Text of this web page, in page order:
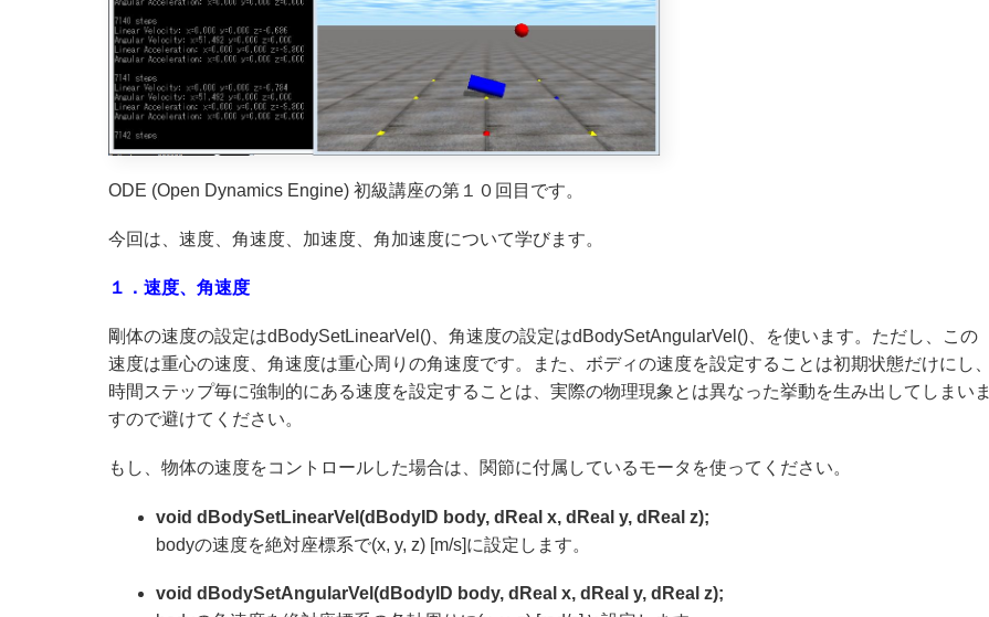
ODE (Open Dynamics Engine) 初級講座の第１０回目です。
今回は、速度、角速度、加速度、角加速度について学びます。
１．速度、角速度
剛体の速度の設定はdBodySetLinearVel()、角速度の設定はdBodySetAngularVel()、を使います。ただし、この
速度は重心の速度、角速度は重心周りの角速度です。また、ボディの速度を設定することは初期状態だけにし、
時間ステップ毎に強制的にある速度を設定することは、実際の物理現象とは異なった挙動を生み出してしまいま
すので避けてください。
もし、物体の速度をコントロールした場合は、関節に付属しているモータを使ってください。
void dBodySetLinearVel(dBodyID body, dReal x, dReal y, dReal z);
bodyの速度を絶対座標系で(x, y, z) [m/s]に設定します。
void dBodySetAngularVel(dBodyID body, dReal x, dReal y, dReal z);